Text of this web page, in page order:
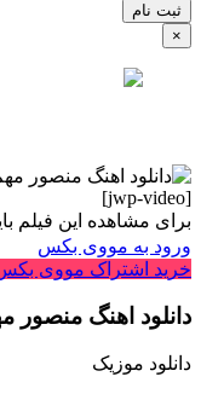
×
[jwp-video]
برای مشاهده این فیلم
ورود به مووی بکس
خرید اشتراک مووی
دانلود اهنگ منصور
دانلود موزیک